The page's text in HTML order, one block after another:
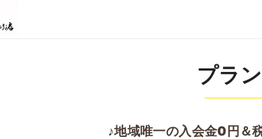
プラ
♪地域唯一の入会金0円＆